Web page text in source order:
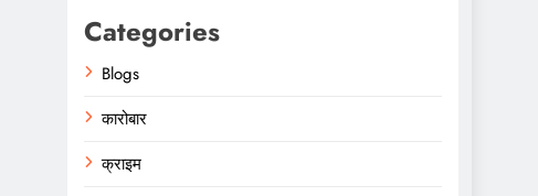
Categories
Blogs
कारोबार
क्राइम